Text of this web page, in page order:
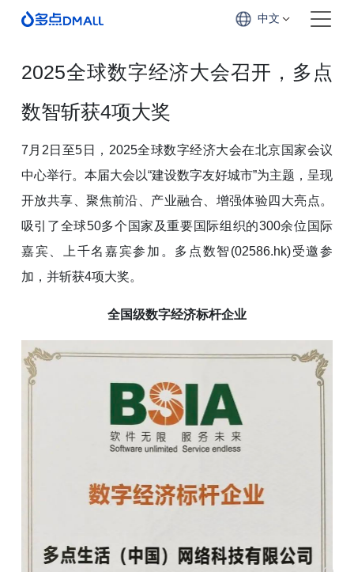
中文
2025全球数字经济大会召开，多点
数智斩获4项大奖
7月2日至5日，2025全球数字经济大会在北京国家会议
中心举行。本届大会以“建设数字友好城市”为主题，呈现
开放共享、聚焦前沿、产业融合、增强体验四大亮点。
吸引了全球50多个国家及重要国际组织的300余位国际
嘉宾、上千名嘉宾参加。多点数智(02586.hk)受邀参
加，并斩获4项大奖。
全国级数字经济标杆企业